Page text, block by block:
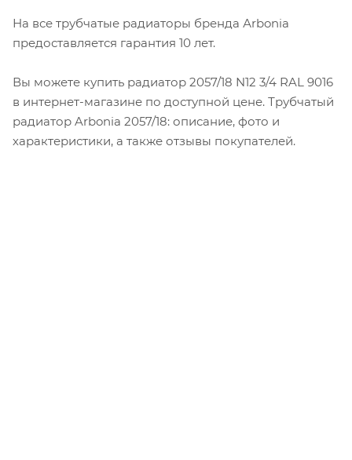
На все трубчатые радиаторы бренда Аrbonia
предоставляется гарантия 10 лет.
Вы можете купить радиатор 2057/18 N12 3/4 RAL 9016
в интернет-магазине по доступной цене. Трубчатый
радиатор Arbonia 2057/18: описание, фото и
характеристики, а также отзывы покупателей.